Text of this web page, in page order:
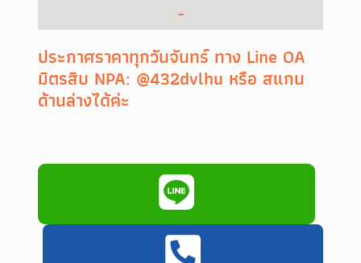
-
ประกาศราคาทุกวันจันทร์ ทาง Line OA
มิตรสิบ NPA: @432dvlhu หรือ สแกน
ด้านล่างได้ค่ะ